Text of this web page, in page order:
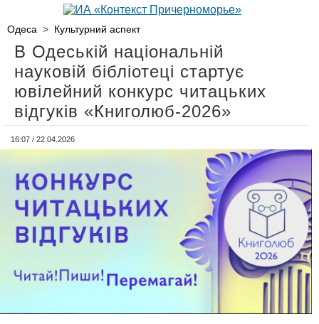
Одеса > Культурний аспект
В Одеській національній
науковій бібліотеці стартує
ювілейний конкурс читацьких
відгуків «Книголюб-2026»
16:07 / 22.04.2026